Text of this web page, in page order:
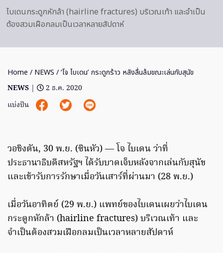
ไบเดนกระดูกหักล้า (hairline fractures) บริเวณเท้า และจำเป็น
ต้องสวมเฝือกลมเป็นเวลาหลายสัปดาห์
Home / NEWS / ‘โจ ไบเดน’ กระดูกร้าว หลังลื่นล้มขณะเล่นกับสุนัข
NEWS |
2 ธ.ค. 2020
แบ่งปัน
วอชิงตัน, 30 พ.ย. (ซินหัว) — โจ ไบเดน ว่าที่
ประธานาธิบดีสหรัฐฯ ได้รับบาดเจ็บหลังจากเล่นกับสุนัข
และเข้ารับการรักษาเมื่อวันเสาร์ที่ผ่านมา (28 พ.ย.)
เมื่อวันอาทิตย์ (29 พ.ย.) แพทย์ของไบเดนเผยว่าไบเดน
กระดูกหักล้า (hairline fractures) บริเวณเท้า และ
จำเป็นต้องสวมเฝือกลมเป็นเวลาหลายสัปดาห์